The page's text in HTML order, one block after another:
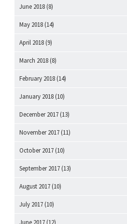
June 2018 (8)
May 2018 (14)
April 2018 (9)
March 2018 (8)
February 2018 (14)
January 2018 (10)
December 2017 (13)
November 2017 (11)
October 2017 (10)
September 2017 (13)
August 2017 (10)
July 2017 (10)
June 2017 (12)